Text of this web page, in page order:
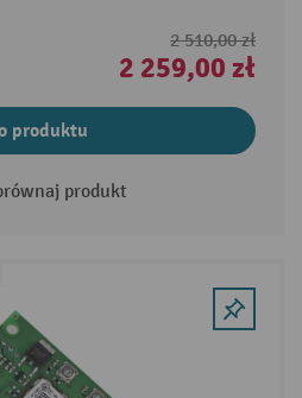
2 510,00 zł
2 259,00 zł
produktu
produkt